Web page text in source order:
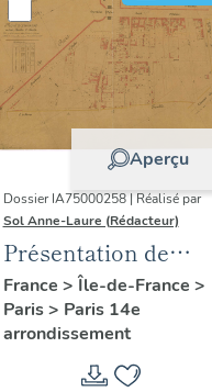
Aperçu
Dossier IA75000258 | Réalisé par
Sol Anne-Laure (Rédacteur)
Présentation de
l'étude du
patrimoine sur le
quartier du Petit-
Montrouge
France > Île-de-France >
Paris> Paris 14e
arrondissement